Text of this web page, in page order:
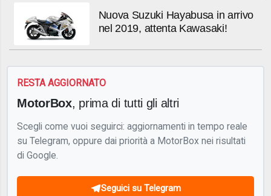
Nuova Suzuki Hayabusa in arrivo
nel 2019, attenta Kawasaki!
RESTA AGGIORNATO
MotorBox, prima di tutti gli altri
Scegli come vuoi seguirci: aggiornamenti in tempo reale
su Telegram, oppure dai priorità a MotorBox nei risultati
di Google.
Seguici su Telegram